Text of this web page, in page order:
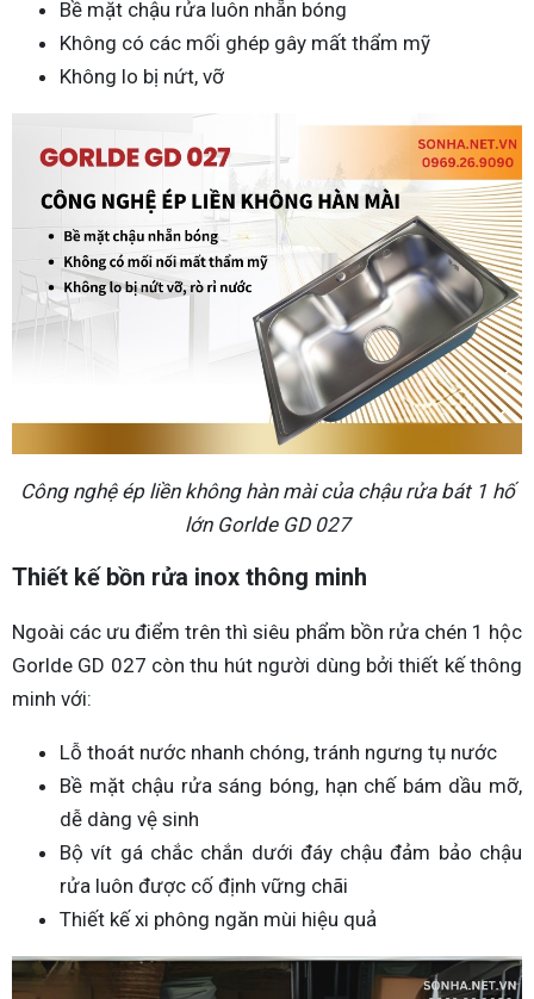
Bề mặt chậu rửa luôn nhẵn bóng
Không có các mối ghép gây mất thẩm mỹ
Không lo bị nứt, vỡ
Công nghệ ép liền không hàn mài của chậu rửa bát 1 hố
lớn Gorlde GD 027
Thiết kế bồn rửa inox thông minh
Ngoài các ưu điểm trên thì siêu phẩm bồn rửa chén 1 hộc
Gorlde GD 027 còn thu hút người dùng bởi thiết kế thông
minh với:
Lỗ thoát nước nhanh chóng, tránh ngưng tụ nước
Bề mặt chậu rửa sáng bóng, hạn chế bám dầu mỡ,
dễ dàng vệ sinh
Bộ vít gá chắc chắn dưới đáy chậu đảm bảo chậu
rửa luôn được cố định vững chãi
Thiết kế xi phông ngăn mùi hiệu quả